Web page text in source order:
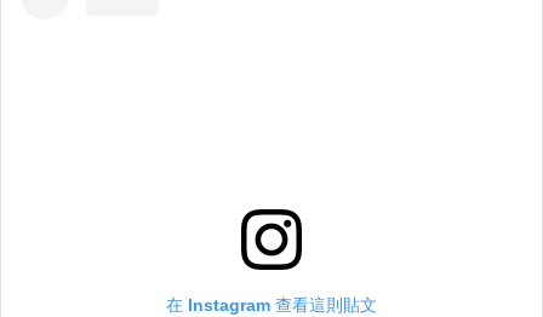
在 Instagram 查看這則貼文